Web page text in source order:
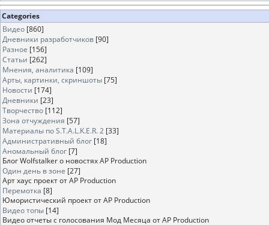
Categories
Видео [860]
Дневники разработчиков [90]
Разное [156]
Статьи [262]
Мнения, аналитика [109]
Арты, картинки, скриншоты [75]
Новости [174]
Дневники [23]
Творчество [112]
Зона отчуждения [57]
Материалы по S.T.A.L.K.E.R. 2 [33]
Административный блог [18]
Аномальный блог [7]
Блог Wolfstalker о новостях AP Production
Один день в зоне [27]
Арт хаус проект от AP Production
Перемотка [8]
Юмористический проект от AP Production
Видео топы [14]
Видео отчеты с голосования Мод Месяца от AP Production